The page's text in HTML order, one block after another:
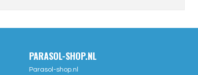
PARASOL-SHOP.NL
Parasol-shop.nl